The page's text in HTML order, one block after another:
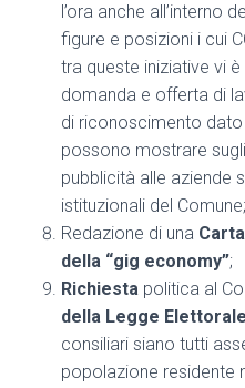
l’ora anche all’interno
figure e posizioni i cui
tra queste iniziative vi
domanda e offerta di
di riconoscimento
possono mostrare
pubblicità alle aziende
istituzionali del Comune;
Redazione di una
della “gig economy”;
Richiesta politica al
della Legge
consiliari siano tutti
popolazione residente